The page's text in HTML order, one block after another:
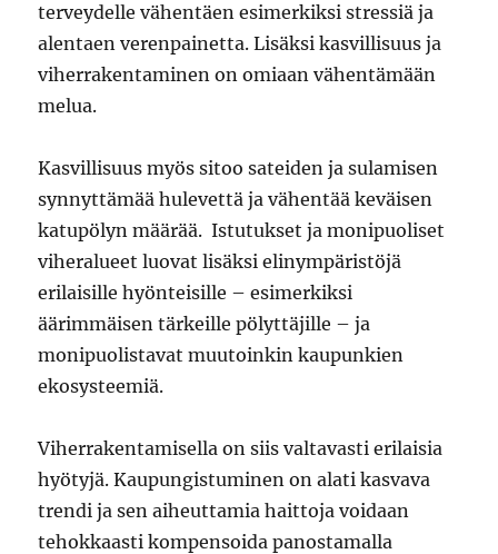
terveydelle vähentäen esimerkiksi stressiä ja
alentaen verenpainetta. Lisäksi kasvillisuus ja
viherrakentaminen on omiaan vähentämään
melua.
Kasvillisuus myös sitoo sateiden ja sulamisen
synnyttämää hulevettä ja vähentää keväisen
katupölyn määrää. Istutukset ja monipuoliset
viheralueet luovat lisäksi elinympäristöjä
erilaisille hyönteisille – esimerkiksi
äärimmäisen tärkeille pölyttäjille – ja
monipuolistavat muutoinkin kaupunkien
ekosysteemiä.
Viherrakentamisella on siis valtavasti erilaisia
hyötyjä. Kaupungistuminen on alati kasvava
trendi ja sen aiheuttamia haittoja voidaan
tehokkaasti kompensoida panostamalla